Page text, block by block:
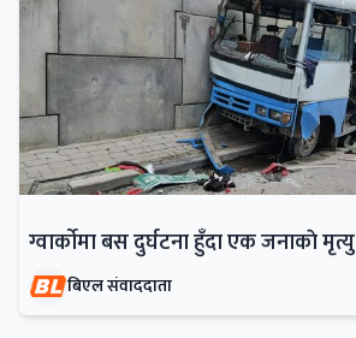
ग्वार्काेमा बस दुर्घटना हुँदा एक जनाकाे मृत्यु
बिएल संवाददाता